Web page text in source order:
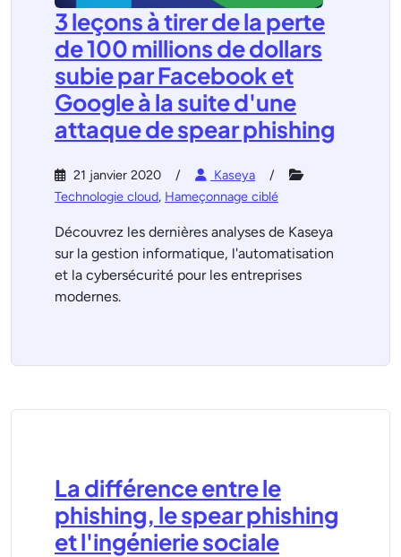
3 leçons à tirer de la perte
de 100 millions de dollars
subie par Facebook et
Google à la suite d'une
attaque de spear phishing
21 janvier 2020
Kaseya
Technologie cloud, Hameçonnage ciblé
Découvrez les dernières analyses de Kaseya
sur la gestion informatique, l'automatisation
et la cybersécurité pour les entreprises
modernes.
La différence entre le
phishing, le spear phishing
et l'ingénierie sociale